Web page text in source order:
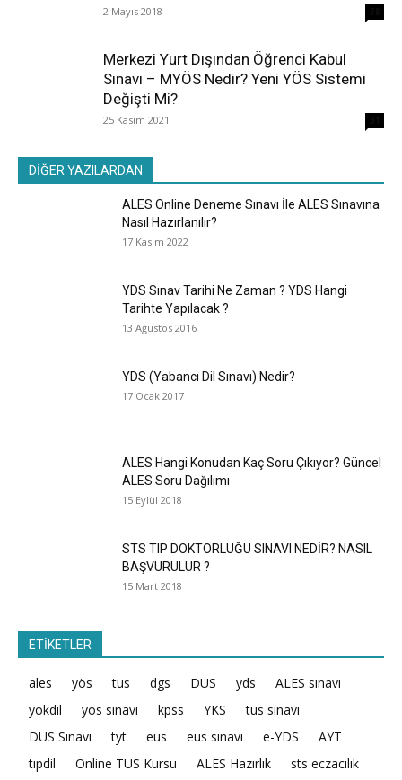
2 Mayıs 2018
Merkezi Yurt Dışından Öğrenci Kabul
Sınavı – MYÖS Nedir? Yeni YÖS Sistemi
Değişti Mi?
25 Kasım 2021
DİĞER YAZILARDAN
ALES Online Deneme Sınavı İle ALES Sınavına
Nasıl Hazırlanılır?
17 Kasım 2022
YDS Sınav Tarihi Ne Zaman ? YDS Hangi
Tarihte Yapılacak ?
13 Ağustos 2016
YDS (Yabancı Dil Sınavı) Nedir?
17 Ocak 2017
ALES Hangi Konudan Kaç Soru Çıkıyor? Güncel
ALES Soru Dağılımı
15 Eylül 2018
STS TIP DOKTORLUĞU SINAVI NEDİR? NASIL
BAŞVURULUR ?
15 Mart 2018
ETİKETLER
ales yös tus dgs DUS yds
ALES sınavı
yokdil
yös sınavı kpss YKS
tus sınavı
DUS Sınavı
tyt eus eus sınavı e-YDS
AYT
tıpdil
Online TUS Kursu ALES Hazırlık
sts eczacılık